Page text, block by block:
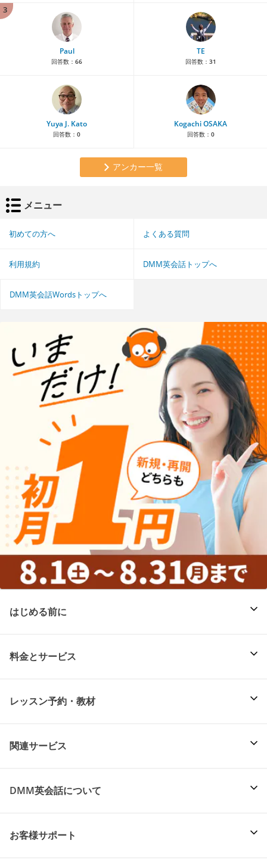
3
Paul
回答数： 66
TE
回答数： 31
Yuya J. Kato
回答数： 0
Kogachi OSAKA
回答数： 0
アンカー一覧
メニュー
初めての方へ よくある質問
利用規約 DMM英会話トップへ
DMM英会話Wordsトップへ
はじめる前に
料金とサービス
レッスン予約・教材
関連サービス
DMM英会話について
お客様サポート